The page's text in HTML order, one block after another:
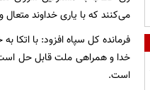
می‌کنند که با یاری خداوند
فرمانده کل سپاه افزود: با اتکا
خدا و همراهی ملت قابل حل
است.